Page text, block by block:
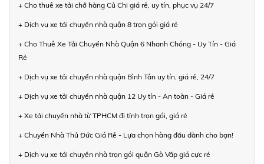
+ Cho thuê xe tải chở hàng Củ Chi giá rẻ, uy tín, phục vụ 24/7
+ Dịch vụ xe tải chuyển nhà quận 8 trọn gói giá rẻ
+ Cho Thuê Xe Tải Chuyển Nhà Quận 6 Nhanh Chóng - Uy Tín - Giá
Rẻ
+ Dịch vụ xe tải chuyển nhà quận Bình Tân uy tín, giá rẻ, 24/7
+ Dịch vụ xe tải chuyển nhà quận 12 Uy tín - An toàn - Giá rẻ
+ Xe tải chuyển nhà từ TPHCM đi tỉnh trọn gói, giá rẻ
+ Chuyển Nhà Thủ Đức Giá Rẻ - Lựa chọn hàng đầu dành cho bạn!
+ Dịch vụ xe tải chuyển nhà trọn gói quận Gò Vấp giá cực rẻ